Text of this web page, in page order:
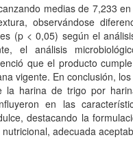
medias de 7,233
observándose
(p < 0,05) según el
el análisis
que el producto
vigente. En conclusión,
la harina de trigo por
en las
destacando la
adecuada